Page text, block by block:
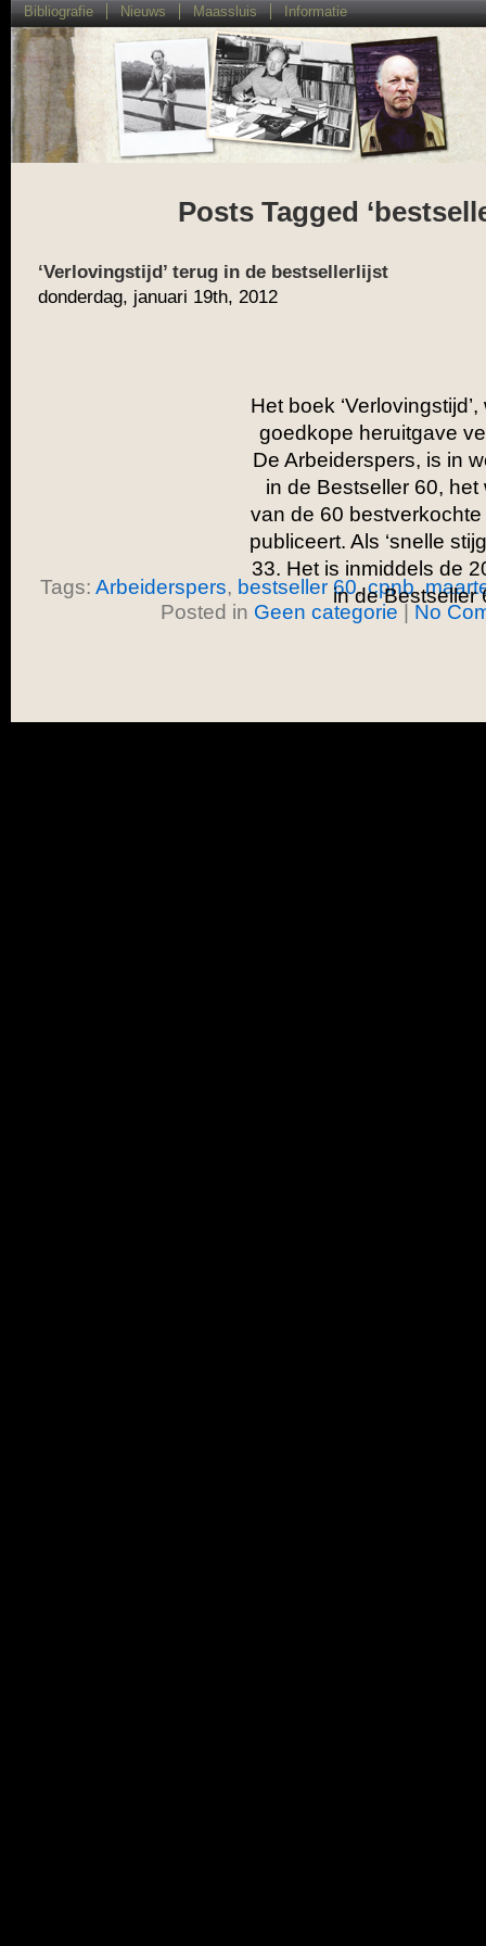
Bibliografie Nieuws Maassluis Informatie
Posts Tagged
‘Verlovingstijd’ terug in de bestsellerlijst
donderdag, januari 19th, 2012
Het boek
goedkope heruitgave
De Arbeiderspers, is in
in de Bestseller 60,
van de 60
publiceert. Als ‘snelle
33. Het is inmiddels de
in de Bestseller
Tags: Arbeiderspers, bestseller 60,cpnb,
Posted in Geen categorie | No